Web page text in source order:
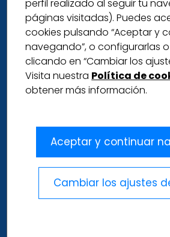
perfil realizado al seguir tu
páginas visitadas). Puedes
cookies pulsando “Aceptar y
navegando”, o configurarlas
clicando en “Cambiar los
Visita nuestra Política de
obtener más información.
Aceptar y continuar
Cambiar los ajustes